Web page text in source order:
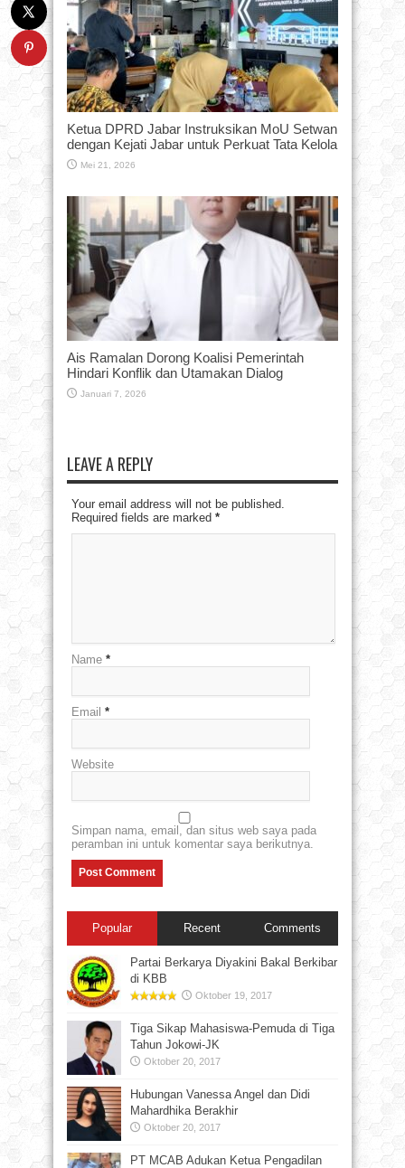
Ketua DPRD Jabar Instruksikan MoU Setwan
dengan Kejati Jabar untuk Perkuat Tata Kelola
Mei 21, 2026
Ais Ramalan Dorong Koalisi Pemerintah
Hindari Konflik dan Utamakan Dialog
Januari 7, 2026
LEAVE A REPLY
Your email address will not be published.
Required fields are marked *
Name *
Email *
Website
Simpan nama, email, dan situs web saya pada
peramban ini untuk komentar saya berikutnya.
Popular Recent Comments
Partai Berkarya Diyakini Bakal Berkibar
di KBB
Oktober 19, 2017
Tiga Sikap Mahasiswa-Pemuda di Tiga
Tahun Jokowi-JK
Oktober 20, 2017
Hubungan Vanessa Angel dan Didi
Mahardhika Berakhir
Oktober 20, 2017
PT MCAB Adukan Ketua Pengadilan